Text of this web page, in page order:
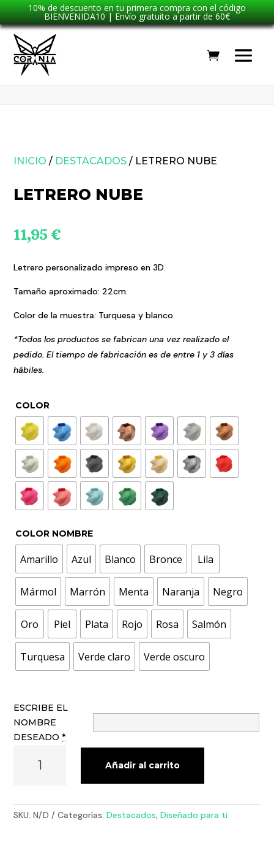
10% de descuento en tu primera compra con el código
BIENVENIDA10 | Envío gratuito a partir de 60€
INICIO / DESTACADOS / LETRERO NUBE
LETRERO NUBE
11,95€
Letrero personalizado impreso en 3D.
Tamaño aproximado: 22cm.
Color de la muestra: Turquesa y blanco.
*Todos los productos se fabrican una vez realizado el
pedido. El tiempo de fabricación es de entre 1 y 3 días
hábiles.
COLOR
COLOR NOMBRE
Amarillo Azul Blanco Bronce Lila
Mármol Marrón Menta Naranja Negro
Oro Piel Plata Rojo Rosa Salmón
Turquesa Verde claro Verde oscuro
ESCRIBE EL
NOMBRE
DESEADO*
NUBE
Añadir al carrito
SKU:N/D Categorías:Destacados,Diseñado para ti